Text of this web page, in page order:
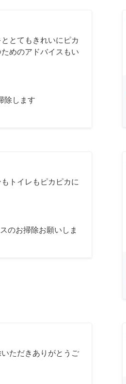
とてもきれいにピカ
めのアドバイスもい
除します
トイレもピカピカに
のお掃除お願いしま
ただきありがとうご